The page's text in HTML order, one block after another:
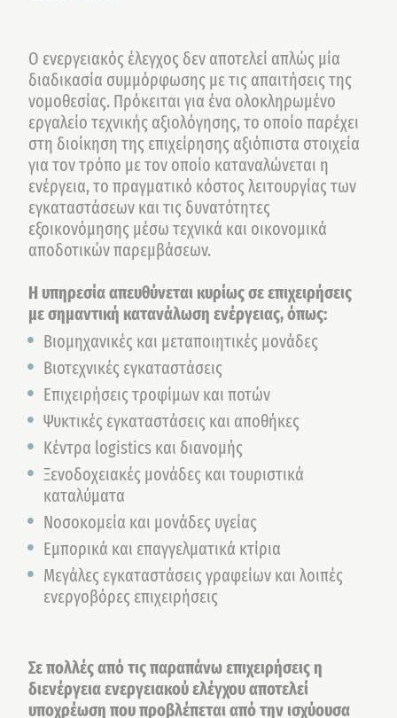
Ο ενεργειακός έλεγχος δεν αποτελεί απλώς μία
διαδικασία συμμόρφωσης με τις απαιτήσεις της
νομοθεσίας. Πρόκειται για ένα ολοκληρωμένο
εργαλείο τεχνικής αξιολόγησης, το οποίο παρέχει
στη διοίκηση της επιχείρησης αξιόπιστα στοιχεία
για τον τρόπο με τον οποίο καταναλώνεται η
ενέργεια, το πραγματικό κόστος λειτουργίας των
εγκαταστάσεων και τις δυνατότητες
εξοικονόμησης μέσω τεχνικά και οικονομικά
αποδοτικών παρεμβάσεων.
Η υπηρεσία απευθύνεται κυρίως σε επιχειρήσεις
με σημαντική κατανάλωση ενέργειας, όπως:
Βιομηχανικές και μεταποιητικές μονάδες
Βιοτεχνικές εγκαταστάσεις
Επιχειρήσεις τροφίμων και ποτών
Ψυκτικές εγκαταστάσεις και αποθήκες
Κέντρα logistics και διανομής
Ξενοδοχειακές μονάδες και τουριστικά
καταλύματα
Νοσοκομεία και μονάδες υγείας
Εμπορικά και επαγγελματικά κτίρια
Μεγάλες εγκαταστάσεις γραφείων και λοιπές
ενεργοβόρες επιχειρήσεις
Σε πολλές από τις παραπάνω επιχειρήσεις η
διενέργεια ενεργειακού ελέγχου αποτελεί
υποχρέωση που προβλέπεται από την ισχύουσα